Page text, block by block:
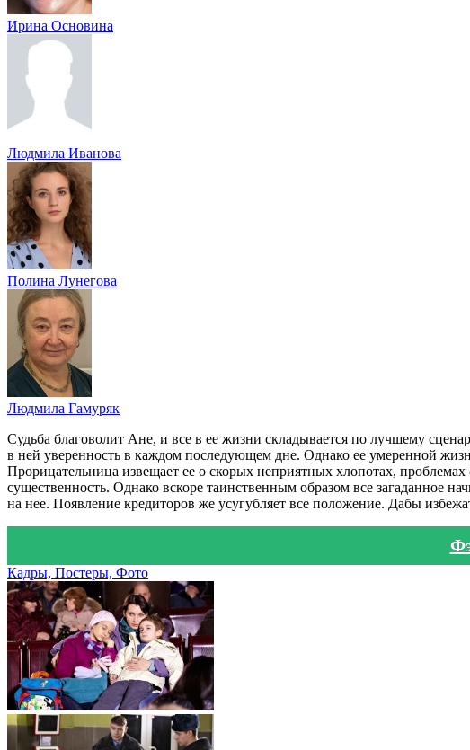
Ирина Основина
Людмила Иванова
Полина Лунегова
Людмила Гамуряк
Судьба благоволит Ане, и все в ее жизни складывается по лучшему
в ней уверенность в каждом последующем дне. Однако ее умеренной
Прорицательница извещает ее о скорых неприятных хлопотах,
существенность. Однако вскоре таинственным образом все загаданное
на нее. Появление кредиторов же усугубляет все положение. Дабы
Кадры, Постеры, Фото